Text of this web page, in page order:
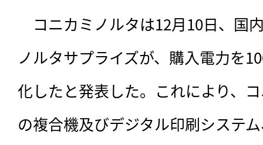
コニカミノルタは12月10日、国
ノルタサプライズが、購入電力を
化したと発表した。これにより、
の複合機及びデジタル印刷システ